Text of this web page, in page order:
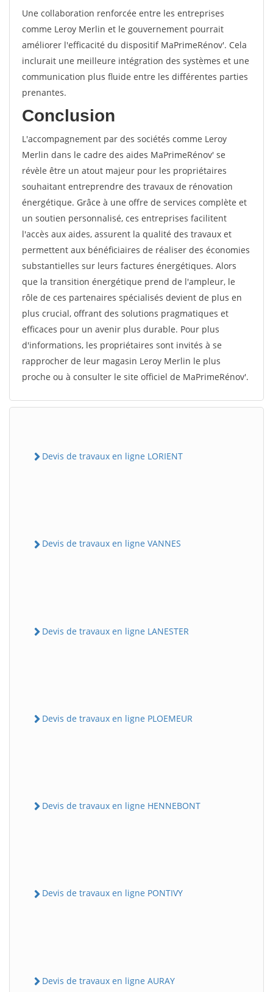
Une collaboration renforcée entre les entreprises
comme Leroy Merlin et le gouvernement pourrait
améliorer l'efficacité du dispositif MaPrimeRénov'. Cela
inclurait une meilleure intégration des systèmes et une
communication plus fluide entre les différentes parties
prenantes.
Conclusion
L'accompagnement par des sociétés comme Leroy
Merlin dans le cadre des aides MaPrimeRénov' se
révèle être un atout majeur pour les propriétaires
souhaitant entreprendre des travaux de rénovation
énergétique. Grâce à une offre de services complète et
un soutien personnalisé, ces entreprises facilitent
l'accès aux aides, assurent la qualité des travaux et
permettent aux bénéficiaires de réaliser des économies
substantielles sur leurs factures énergétiques. Alors
que la transition énergétique prend de l'ampleur, le
rôle de ces partenaires spécialisés devient de plus en
plus crucial, offrant des solutions pragmatiques et
efficaces pour un avenir plus durable. Pour plus
d'informations, les propriétaires sont invités à se
rapprocher de leur magasin Leroy Merlin le plus
proche ou à consulter le site officiel de MaPrimeRénov'.
Devis de travaux en ligne LORIENT
Devis de travaux en ligne VANNES
Devis de travaux en ligne LANESTER
Devis de travaux en ligne PLOEMEUR
Devis de travaux en ligne HENNEBONT
Devis de travaux en ligne PONTIVY
Devis de travaux en ligne AURAY